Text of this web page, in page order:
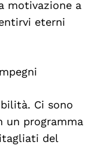
motivazione a
eterni
Ci sono
un programma
del